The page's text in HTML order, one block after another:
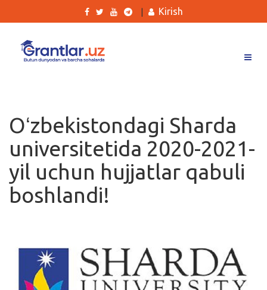
Ishlar
Kurslar
Blog
Yana
Qidirish
Kirish
Kirish
Oʻzbekistondagi Sharda
universitetida 2020-2021-
yil uchun hujjatlar qabuli
boshlandi!